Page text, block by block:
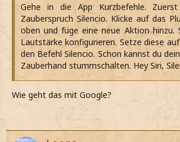
Gehe in die App Kurzbefehle.
Zauberspruch Silencio. Klicke auf das
oben und füge eine neue Aktion hinzu.
Lautstärke konfigurieren. Setze diese
den Befehl Silencio. Schon kannst du
Zauberhand stummschalten. Hey Siri,
Wie geht das mit Google?